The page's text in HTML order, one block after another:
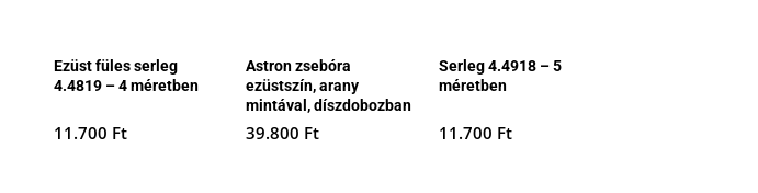
Ezüst füles serleg
4.4819 – 4 méretben
11.700 Ft
Astron zsebóra
ezüstszín, arany
mintával, díszdobozban
39.800 Ft
Serleg 4.4918 – 5
méretben
11.700 Ft